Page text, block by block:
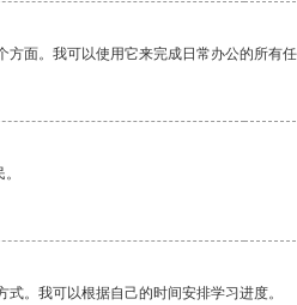
面。我可以使用它来完成日常办公的所有任
。我可以根据自己的时间安排学习进度。